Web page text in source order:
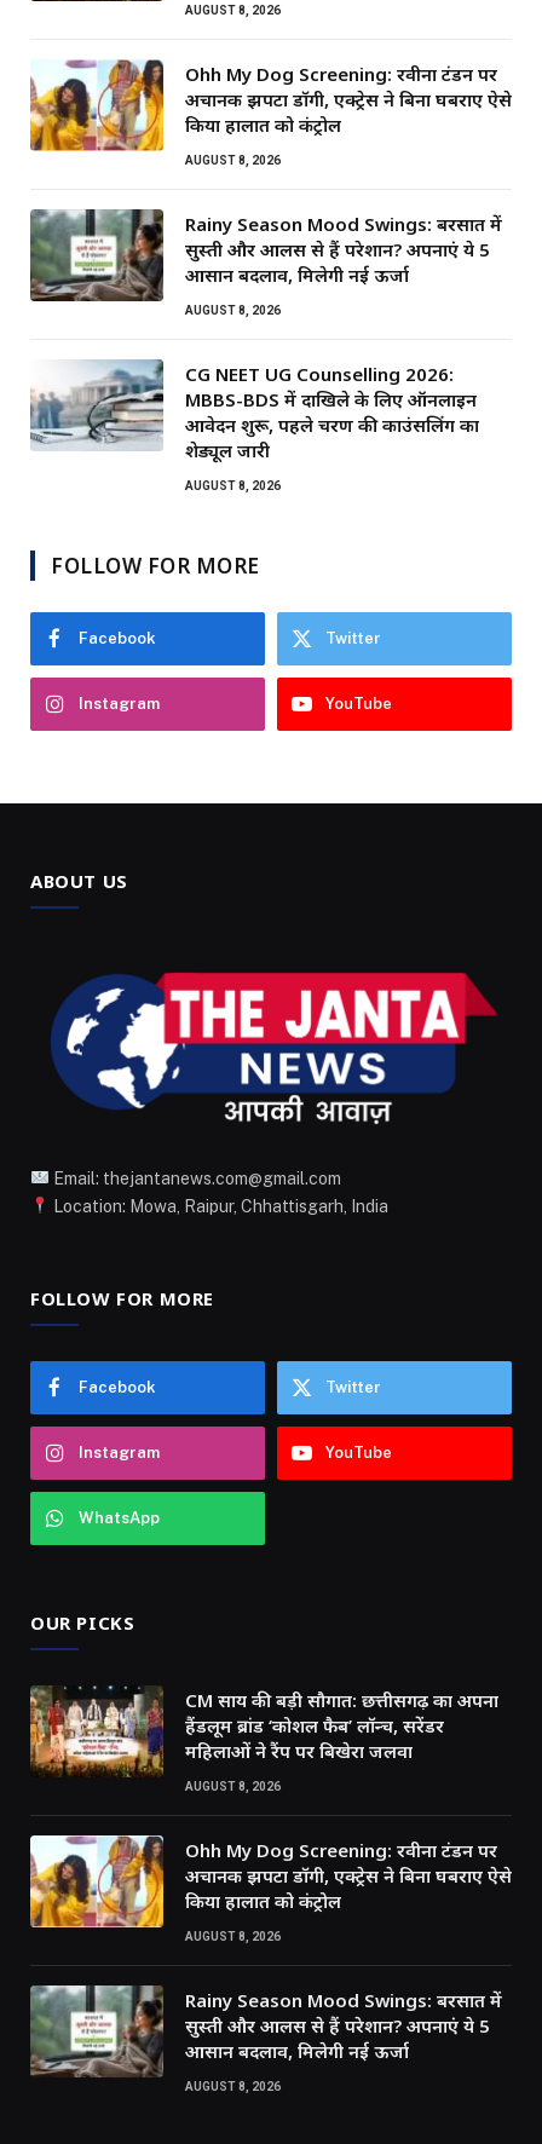
AUGUST 8, 2026
Ohh My Dog Screening: रवीना टंडन पर
अचानक झपटा डॉगी, एक्ट्रेस ने बिना घबराए ऐसे
किया हालात को कंट्रोल
AUGUST 8, 2026
Rainy Season Mood Swings: बरसात में
सुस्ती और आलस से हैं परेशान? अपनाएं ये 5
आसान बदलाव, मिलेगी नई ऊर्जा
AUGUST 8, 2026
CG NEET UG Counselling 2026:
MBBS-BDS में दाखिले के लिए ऑनलाइन
आवेदन शुरू, पहले चरण की काउंसलिंग का
शेड्यूल जारी
AUGUST 8, 2026
FOLLOW FOR MORE
Facebook Twitter
Instagram YouTube
ABOUT US
Email: thejantanews.com@gmail.com
Location: Mowa, Raipur, Chhattisgarh, India
FOLLOW FOR MORE
Facebook Twitter
Instagram YouTube
WhatsApp
OUR PICKS
CM साय की बड़ी सौगात: छत्तीसगढ़ का अपना
हैंडलूम ब्रांड ‘कोशल फैब’ लॉन्च, सरेंडर
महिलाओं ने रैंप पर बिखेरा जलवा
AUGUST 8, 2026
Ohh My Dog Screening: रवीना टंडन पर
अचानक झपटा डॉगी, एक्ट्रेस ने बिना घबराए ऐसे
किया हालात को कंट्रोल
AUGUST 8, 2026
Rainy Season Mood Swings: बरसात में
सुस्ती और आलस से हैं परेशान? अपनाएं ये 5
आसान बदलाव, मिलेगी नई ऊर्जा
AUGUST 8, 2026